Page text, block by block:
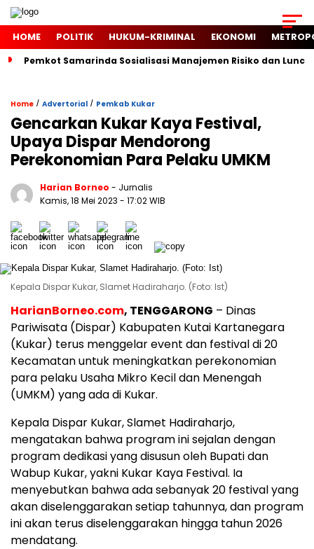
HOME POLITIK HUKUM-KRIMINAL EKONOMI
Pemkot Samarinda Sosialisasi Manajemen Risiko dan
Home / Advertorial / Pemkab Kukar
Gencarkan Kukar Kaya Festival,
Upaya Dispar Mendorong
Perekonomian Para Pelaku UMKM
Harian Borneo - Jurnalis
Kamis, 18 Mei 2023 - 17:02 WIB
Kepala Dispar Kukar, Slamet Hadiraharjo. (Foto: Ist)
HarianBorneo.com, TENGGARONG – Dinas
Pariwisata (Dispar) Kabupaten Kutai Kartanegara
(Kukar) terus menggelar event dan festival di 20
Kecamatan untuk meningkatkan perekonomian
para pelaku Usaha Mikro Kecil dan Menengah
(UMKM) yang ada di Kukar.
Kepala Dispar Kukar, Slamet Hadiraharjo,
mengatakan bahwa program ini sejalan dengan
program dedikasi yang disusun oleh Bupati dan
Wabup Kukar, yakni Kukar Kaya Festival. Ia
menyebutkan bahwa ada sebanyak 20 festival yang
akan diselenggarakan setiap tahunnya, dan program
ini akan terus diselenggarakan hingga tahun 2026
mendatang.